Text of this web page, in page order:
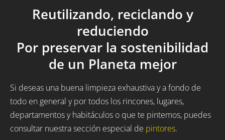
Reutilizando, reciclando y
reduciendo
Por preservar la sostenibilidad
de un Planeta mejor
Si deseas una buena limpieza exhaustiva y a fondo de
todo en general y por todos los rincones, lugares,
departamentos y habitáculos o que te pintemos, puedes
consultar nuestra sección especial de pintores.